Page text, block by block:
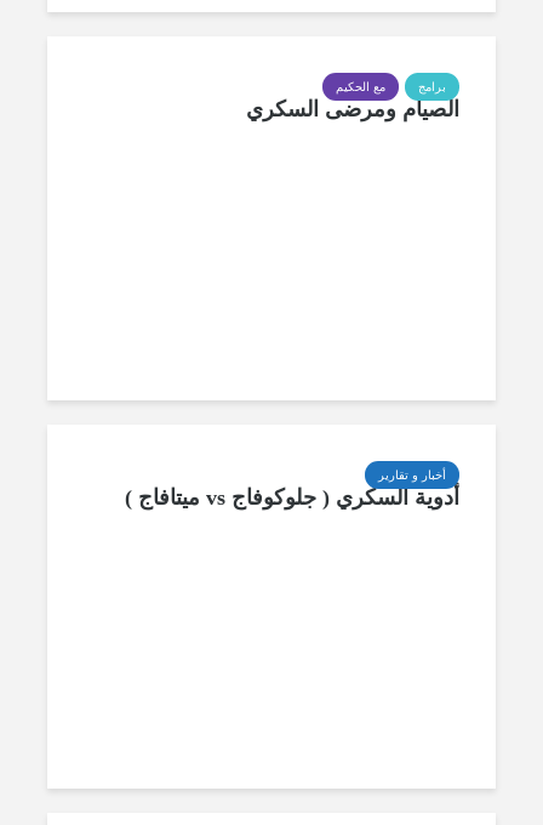
برامج مع الحكيم
الصيام ومرضى السكري
أخبار و تقارير
أدوية السكري ( جلوكوفاج vs ميتافاج )